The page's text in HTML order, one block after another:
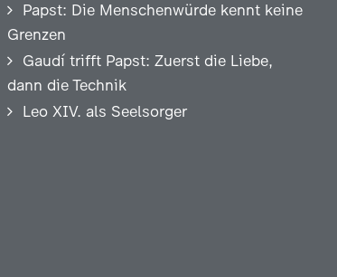
Papst: Die Menschenwürde kennt keine
Grenzen
Gaudí trifft Papst: Zuerst die Liebe,
dann die Technik
Leo XIV. als Seelsorger